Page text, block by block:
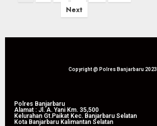
Next
Copyright @ Polres Banjarbaru 2023
Polres Banjarbaru
Alamat : Jl. A. Yani Km. 35,500
Kelurahan Gt.Paikat Kec. Banjarbaru Selatan
Kota Banjarbaru Kalimantan Selatan